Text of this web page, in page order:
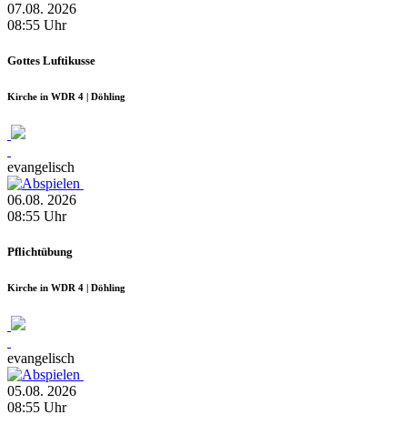
07.08. 2026
08:55 Uhr
Gottes Luftikusse
Kirche in WDR 4 | Döhling
evangelisch
06.08. 2026
08:55 Uhr
Pflichtübung
Kirche in WDR 4 | Döhling
evangelisch
05.08. 2026
08:55 Uhr